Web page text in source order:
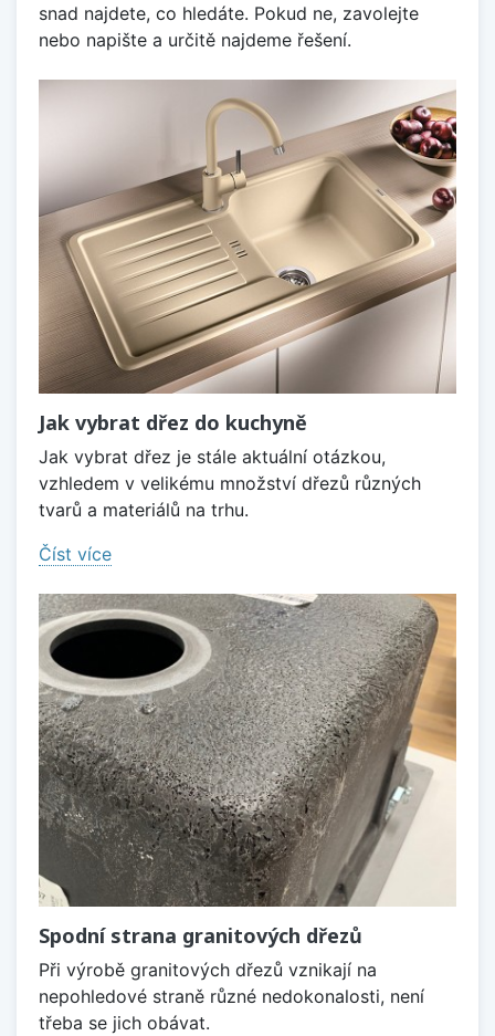
snad najdete, co hledáte. Pokud ne, zavolejte
nebo napište a určitě najdeme řešení.
Jak vybrat dřez do kuchyně
Jak vybrat dřez je stále aktuální otázkou,
vzhledem v velikému množství dřezů různých
tvarů a materiálů na trhu.
Číst více
Spodní strana granitových dřezů
Při výrobě granitových dřezů vznikají na
nepohledové straně různé nedokonalosti, není
třeba se jich obávat.